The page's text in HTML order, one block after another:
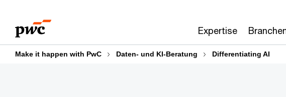
content
footer
Expertise
Make it happen with PwC Daten- und KI-Beratung Differentiating AI